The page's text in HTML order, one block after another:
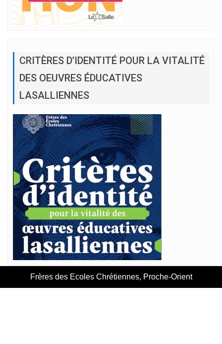
CRITÈRES D’IDENTITÉ POUR LA VITALITÉ
DES OEUVRES ÉDUCATIVES
LASALLIENNES
Frères des Ecoles Chrétiennes, Proche-Orient